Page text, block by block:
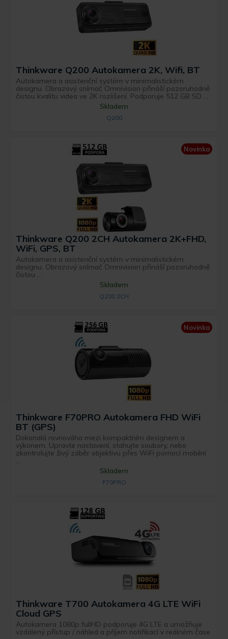
Thinkware Q200 Autokamera 2K, Wifi, BT
Autokamera a asistenční systém v minimalistickém
designu. Obrazový snímač Omnivision přináší pozoruhodně
čistou kvalitu videa ve 2K rozlišení. Podporuje 512 GB SD ...
Skladem
Q200
Novinka
Thinkware Q200 2CH Autokamera 2K+FHD,
WiFi, GPS, BT
Autokamera a asistenční systém v minimalistickém
designu. Obrazový snímač Omnivision přináší pozoruhodně
čistou ...
Skladem
Q200 2CH
Novinka
Thinkware F70PRO Autokamera FHD WiFi
BT (GPS)
Dokonalá rovnováha mezi kompaktním designem a
výkonem. Upravte nastavení, stahujte soubory, nebo
zkontrolujte živý záběr objektivu přes WiFi pomocí mobilní
...
Skladem
F70PRO
Thinkware T700 Autokamera 4G LTE WiFi
Cloud GPS
Autokamera 1080p fullHD podporuje 4G LTE a umožňuje
vzdálený přístup / náhled a příjem notifikací v reálném čase